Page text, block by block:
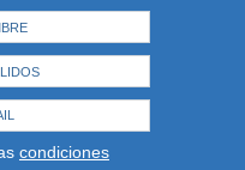
condiciones